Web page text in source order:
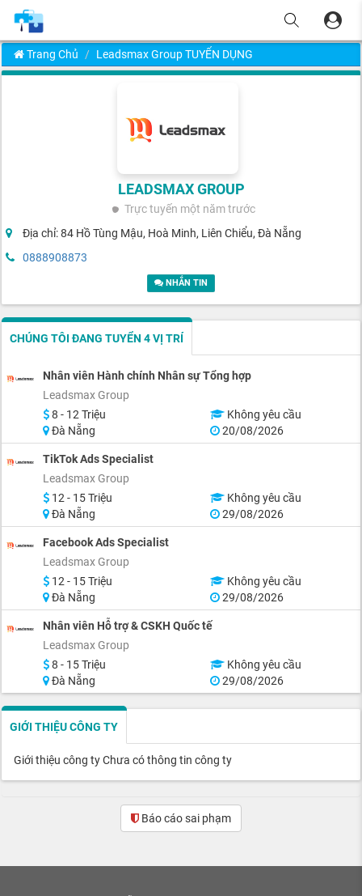
Trang Chủ Leadsmax Group TUYỂN DỤNG
LEADSMAX GROUP
Trực tuyến một năm trước
Địa chỉ: 84 Hồ Tùng Mậu, Hoà Minh, Liên Chiểu, Đà Nẵng
0888908873
NHẮN TIN
CHÚNG TÔI ĐANG TUYỂN 4 VỊ TRÍ
Nhân viên Hành chính Nhân sự Tổng hợp
Leadsmax Group
8 - 12 Triệu
Không yêu cầu
Đà Nẵng
20/08/2026
TikTok Ads Specialist
Leadsmax Group
12 - 15 Triệu
Không yêu cầu
Đà Nẵng
29/08/2026
Facebook Ads Specialist
Leadsmax Group
12 - 15 Triệu
Không yêu cầu
Đà Nẵng
29/08/2026
Nhân viên Hỗ trợ & CSKH Quốc tế
Leadsmax Group
8 - 15 Triệu
Không yêu cầu
Đà Nẵng
29/08/2026
GIỚI THIỆU CÔNG TY
Giới thiệu công ty Chưa có thông tin công ty
Báo cáo sai phạm